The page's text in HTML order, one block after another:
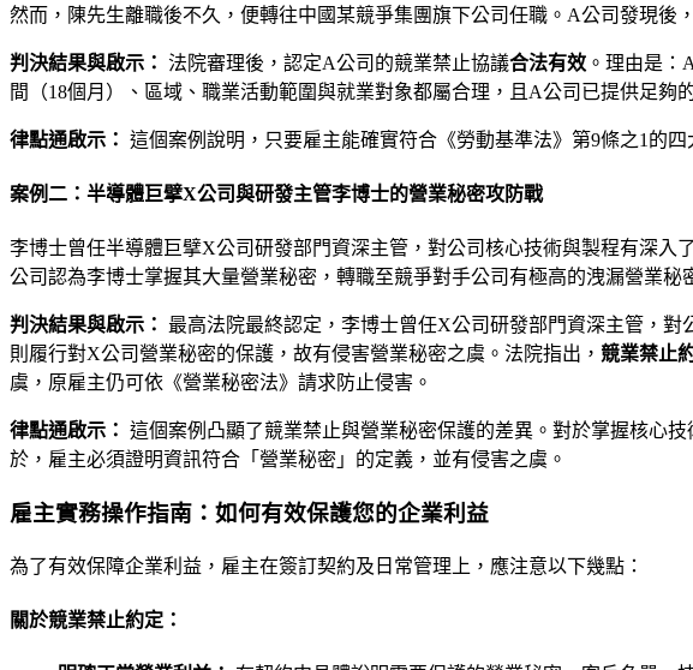
然而，陳先生離職後不久，便轉往中國某競爭集團旗下公司任職。A公司發現後
判決結果與啟示： 法院審理後，認定A公司的競業禁止協議合法有效 。理由是：
間（18個月）、區域、職業活動範圍與就業對象都屬合理，且A公司已提供足
律點通啟示： 這個案例說明，只要雇主能確實符合《勞動基準法》第9條之1的
案例二：半導體巨擘X公司與研發主管李博士的營業秘密攻防戰
李博士曾任半導體巨擘X公司研發部門資深主管，對公司核心技術與製程有深
公司認為李博士掌握其大量營業秘密，轉職至競爭對手公司有極高的洩漏營業
判決結果與啟示：
最高法院最終認定，李博士曾任X公司研發部門資深主管，
則履行對X公司營業秘密的保護，故有侵害營業秘密之虞。法院指出， 競業禁止
虞，原雇主仍可依《營業秘密法》請求防止侵害。
律點通啟示： 這個案例凸顯了競業禁止與營業秘密保護的差異。對於掌握核心
於，雇主必須證明資訊符合「營業秘密」的定義，並有侵害之虞。
雇主實務操作指南：如何有效保護您的企業利益
為了有效保障企業利益，雇主在簽訂契約及日常管理上，應注意以下幾點：
關於競業禁止約定：